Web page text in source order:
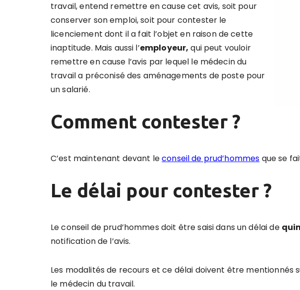
travail, entend remettre en cause cet avis, soit pour
conserver son emploi, soit pour contester le
licenciement dont il a fait l’objet en raison de cette
inaptitude. Mais aussi l’employeur, qui peut vouloir
remettre en cause l’avis par lequel le médecin du
travail a préconisé des aménagements de poste pour
un salarié.
Comment contester ?
C’est maintenant devant leconseil de prud’hommes que se
Le délai pour contester ?
Le conseil de prud’hommes doit être saisi dans un délai de
notification de l’avis.
Les modalités de recours et ce délai doivent être mentionnés
le médecin du travail.